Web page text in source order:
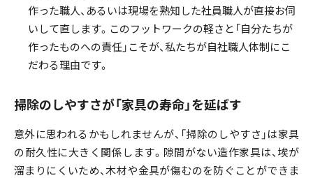
作った職人、あるいは現場を熟知した社員職人が直接お伺
いして直します。このフットワークの軽さと「自分たちが
作ったものへの責任」こそが、私たちが自社職人体制にこ
だわる理由です。
掃除のしやすさが「家具の寿命」を延ばす
意外に思われるかもしれませんが、「掃除のしやすさ」は家具
の耐久性に大きく関係します。隙間がない造作家具は、埃が
溜まりにくいため、木材や金具が傷むのを防ぐことができま